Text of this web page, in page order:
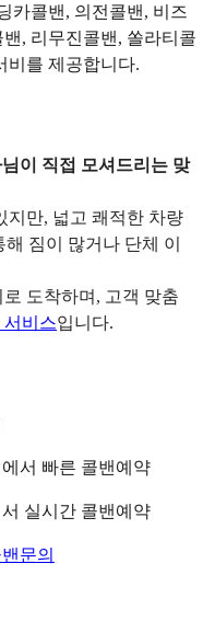
카콜밴, 의전콜밴, 비즈
, 리무진콜밴, 쏠라티콜
비를 제공합니다.
이 직접 모셔드리는 맞
지만, 넓고 쾌적한 차량
짐이 많거나 단체 이
도착하며, 고객 맞춤
서비스입니다.
에서 빠른 콜밴예약
서 실시간 콜밴예약
문의